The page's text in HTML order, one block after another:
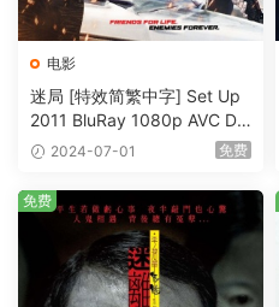
电影
迷局 [特效简繁中字] Set Up
2011 BluRay 1080p AVC DT
S-HD MA5.1-shhaclm@CHD
2024-07-01 免费
免费